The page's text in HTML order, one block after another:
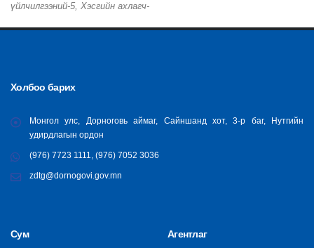
үйлчилгээний-5, Хэсгийн ахлагч-
Холбоо барих
Монгол улс, Дорноговь аймаг, Сайншанд хот, 3-р баг, Нутгийн
удирдлагын ордон
(976) 7723 1111, (976) 7052 3036
zdtg@dornogovi.gov.mn
Сум Агентлаг